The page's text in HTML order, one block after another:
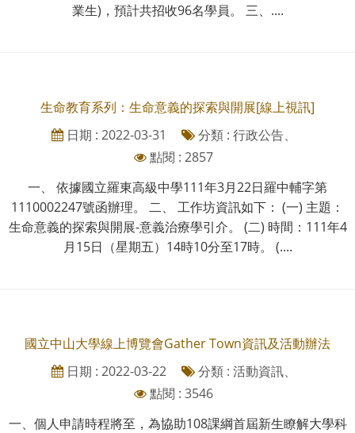
業生)，預計共招收96名學員。 三、....
生命教育系列：生命意義的探索與開展[線上視訊]
日期 : 2022-03-31
分類 : 行政公告、
點閱 : 2857
一、 依據國立羅東高級中學111年3月22日羅中輔字第
1110002247號函辦理。 二、 工作坊資訊如下： (一) 主題：
生命意義的探索與開展-意義治療學引介。 (二) 時間：111年4
月15日（星期五）14時10分至17時。 (....
國立中山大學線上博覽會Gather Town資訊及活動辦法
日期 : 2022-03-22
分類 : 活動資訊、
點閱 : 3546
一、個人申請時程將至，為協助108課綱首屆新生瞭解大學科